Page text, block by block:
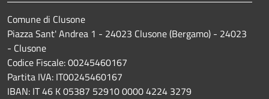
Comune di Clusone
Piazza Sant' Andrea 1 - 24023 Clusone (Bergamo) - 24023
- Clusone
Codice Fiscale: 00245460167
Partita IVA: IT00245460167
IBAN: IT 46 K 05387 52910 0000 4224 3279